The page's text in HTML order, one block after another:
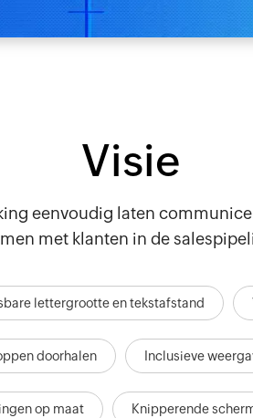
Visie
eenvoudig laten
met klanten in de
lettergrootte en tekstafstand
doorhalen Inclusieve
op maat Knipperende